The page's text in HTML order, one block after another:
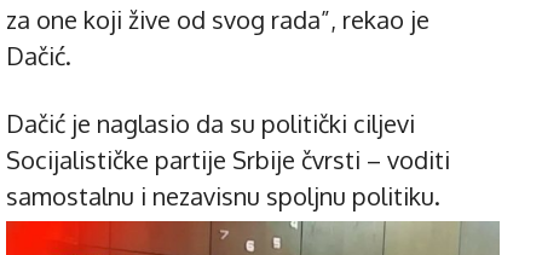
za one koji žive od svog rada”, rekao je
Dačić.
Dačić je naglasio da su politički ciljevi
Socijalističke partije Srbije čvrsti – voditi
samostalnu i nezavisnu spoljnu politiku.